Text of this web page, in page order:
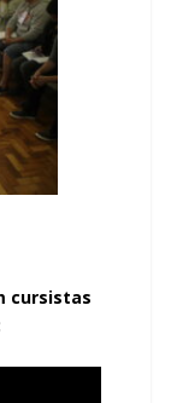
cursistas